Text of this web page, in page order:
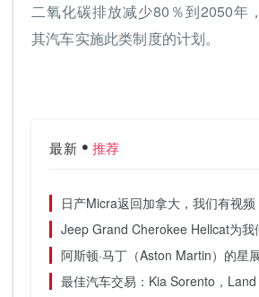
二氧化碳排放减少80％到2050年
其汽车实施此类制度的计划。
最新 推荐
日产Micra返回加拿大，我们有视频
Jeep Grand Cherokee Hellcat为我
阿斯顿·马丁（Aston Martin）的星
最佳汽车交易：Kia Sorento，